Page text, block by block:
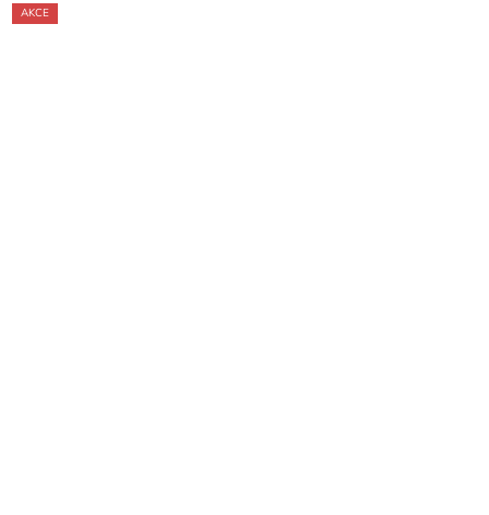
AKCE